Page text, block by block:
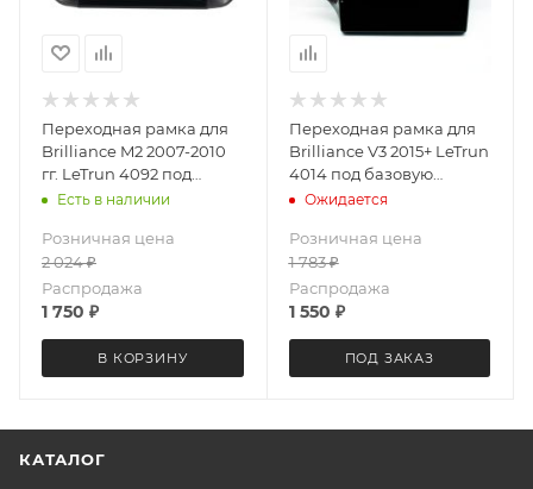
Переходная рамка для
Brilliance M2 2007-2010
гг. LeTrun 4092 под
базовую магнитолу 9
Есть в наличии
Розничная цена
2 024₽
Распродажа
1 750 ₽
В КОРЗИНУ
Переходная рамка для
Brilliance V3 2015+ LeTrun
4014 под базовую
магнитолу 10 дюймов
Ожидается
Розничная цена
1 783₽
Распродажа
1 550 ₽
ПОД ЗАКАЗ
КАТАЛОГ